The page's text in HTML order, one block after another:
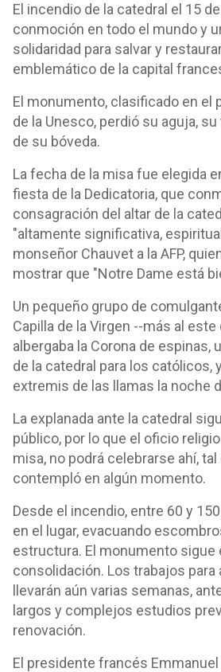
El incendio de la catedral el 15
conmoción en todo el mundo y
solidaridad para salvar y
emblemático de la capital
El monumento, clasificado en el
de la Unesco, perdió su aguja,
de su bóveda.
La fecha de la misa fue elegida
fiesta de la Dedicatoria, que
consagración del altar de la
"altamente significativa,
monseñor Chauvet a la AFP,
mostrar que "Notre Dame está
Un pequeño grupo de
Capilla de la Virgen --más al
albergaba la Corona de espinas,
de la catedral para los católicos,
extremis de las llamas la noche
La explanada ante la catedral
público, por lo que el oficio
misa, no podrá celebrarse ahí,
contempló en algún momento.
Desde el incendio, entre 60 y
en el lugar, evacuando
estructura. El monumento sigue
consolidación. Los trabajos para
llevarán aún varias semanas,
largos y complejos estudios
renovación.
El presidente francés